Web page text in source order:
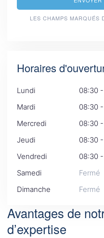
LES CHAMPS MARQUÉS
Horaires
Lundi
08:30
Mardi
08:30
Mercredi
08:30
Jeudi
08:30
Vendredi
08:30
Samedi
Fermé
Dimanche
Fermé
Avantages de
d’expertise